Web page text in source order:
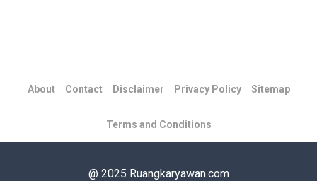
About Contact Disclaimer Privacy Policy Sitemap
Terms and Conditions
@ 2025 Ruangkaryawan.com